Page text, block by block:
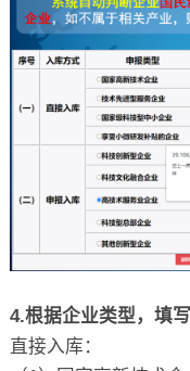
4.根据企业类型，填
直接入库：